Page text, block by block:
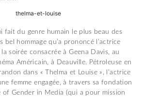
fait du genre humain le plus beau des
bel hommage qu’a prononcé l’actrice
soirée consacrée à Geena Davis, au
Américain, à Deauville. Pétroleuse en
dans « Thelma et Louise », l’actrice
femme engagée, à travers sa fondation
Gender in Media (qui a pour mission